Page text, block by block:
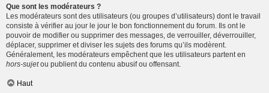
Que sont les modérateurs ?
Les modérateurs sont des utilisateurs (ou groupes d’utilisateurs) dont le travail
consiste à vérifier au jour le jour le bon fonctionnement du forum. Ils ont le
pouvoir de modifier ou supprimer des messages, de verrouiller, déverrouiller,
déplacer, supprimer et diviser les sujets des forums qu’ils modèrent.
Généralement, les modérateurs empêchent que les utilisateurs partent en
hors-sujetou publient du contenu abusif ou offensant.
Haut